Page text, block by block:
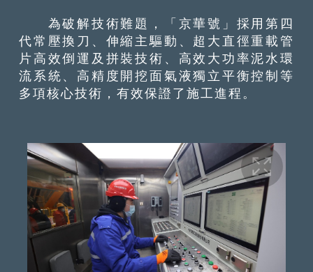
為破解技術難題，「京華號」採用第四
代常壓換刀、伸縮主驅動、超大直徑重載管
片高效倒運及拼裝技術、高效大功率泥水環
流系統、高精度開挖面氣液獨立平衡控制等
多項核心技術，有效保證了施工進程。